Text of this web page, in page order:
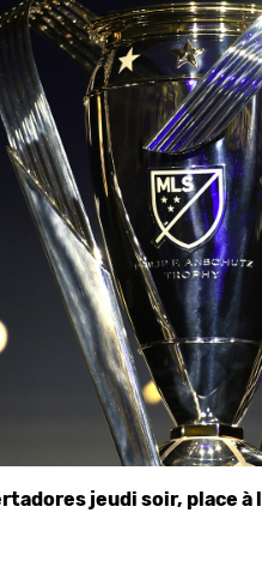
jeudi soir, place à